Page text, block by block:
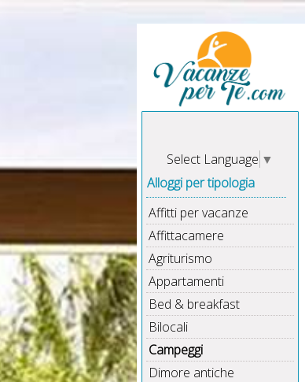
Select Language ▼
Alloggi per tipologia
Affitti per vacanze
Affittacamere
Agriturismo
Appartamenti
Bed & breakfast
Bilocali
Campeggi
Dimore antiche